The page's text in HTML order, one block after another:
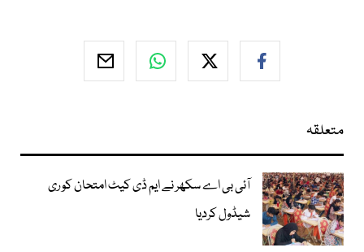
متعلقہ
آئی بی اے سکھر نے ایم ڈی کیٹ امتحان کو ری
شیڈول کردیا